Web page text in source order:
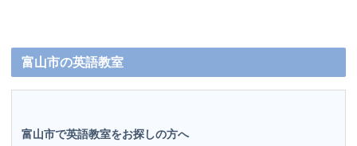
富山市の英語教室
富山市で英語教室をお探しの方へ